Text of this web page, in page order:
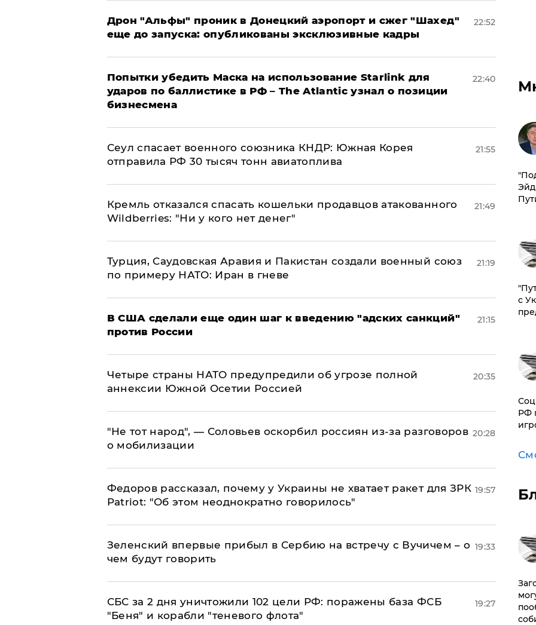
Дрон "Альфы" проник в Донецкий аэропорт и сжег "Шахед"
еще до запуска: опубликованы эксклюзивные кадры
22:52
Попытки убедить Маска на использование Starlink для
ударов по баллистике в РФ – The Atlantic узнал о позиции
бизнесмена
22:40
​Сеул спасает военного союзника КНДР: Южная Корея
отправила РФ 30 тысяч тонн авиатоплива
21:55
Кремль отказался спасать кошельки продавцов атакованного
Wildberries: "Ни у кого нет денег"
21:49
Турция, Саудовская Аравия и Пакистан создали военный союз
по примеру НАТО: Иран в гневе
21:19
В США сделали еще один шаг к введению "адских санкций"
против России
21:15
Четыре страны НАТО предупредили об угрозе полной
аннексии Южной Осетии Россией
20:35
​"Не тот народ", — Соловьев оскорбил россиян из-за разговоров
о мобилизации
20:28
Федоров рассказал, почему у Украины не хватает ракет для ЗРК
Patriot: "Об этом неоднократно говорилось"
19:57
Зеленский впервые прибыл в Сербию на встречу с Вучичем – о
чем будут говорить
19:33
СБС за 2 дня уничтожили 102 цели РФ: поражены база ФСБ
"Беня" и корабли "теневого флота"
19:27
с
РФ